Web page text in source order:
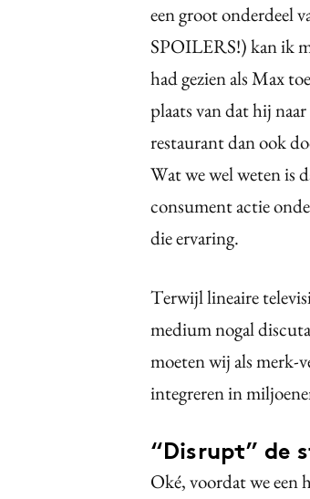
een groot onderdeel
SPOILERS!) kan ik
had gezien als Max
plaats van dat hij
restaurant dan ook
Wat we wel weten is
consument actie
die ervaring.
Terwijl lineaire
medium nogal
moeten wij als merk-
integreren in
“Disrupt” de
Oké, voordat we een